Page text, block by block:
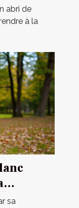
abri de
à la
sa